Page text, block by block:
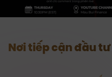
Nơi tiếp cận đầu